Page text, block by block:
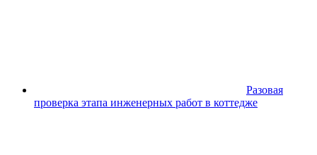
Разовая
проверка этапа инженерных работ в коттедже